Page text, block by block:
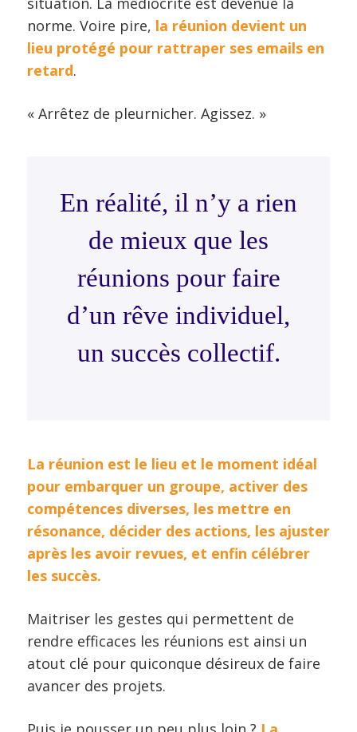
norme. Voire pire, la réunion devient un
lieu protégé pour rattraper ses emails en
retard.
« Arrêtez de pleurnicher. Agissez. »
En réalité, il n’y a rien
de mieux que les
réunions pour faire
d’un rêve individuel,
un succès collectif.
La réunion est le lieu et le moment idéal
pour embarquer un groupe, activer des
compétences diverses, les mettre en
résonance, décider des actions, les ajuster
après les avoir revues, et enfin célébrer
les succès.
Maitriser les gestes qui permettent de
rendre efficaces les réunions est ainsi un
atout clé pour quiconque désireux de faire
avancer des projets.